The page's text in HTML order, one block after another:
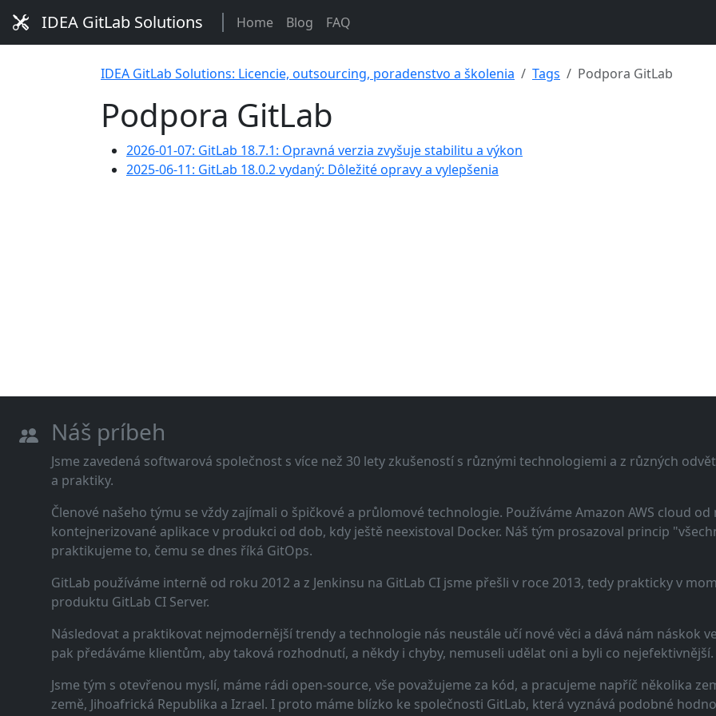
IDEA GitLab Solutions Home Blog FAQ
IDEA GitLab Solutions: Licencie, outsourcing, poradenstvo a školenia Tags Podpora GitLab
Podpora GitLab
2026-01-07: GitLab 18.7.1: Opravná verzia zvyšuje stabilitu a výkon
2025-06-11: GitLab 18.0.2 vydaný: Dôležité opravy a vylepšenia
Náš príbeh
Jsme zavedená softwarová společnost s více než 30 lety zkušeností s různými technologiemi a z různých
a praktiky.
Členové našeho týmu se vždy zajímali o špičkové a průlomové technologie. Používáme Amazon AWS cloud
kontejnerizované aplikace v produkci od dob, kdy ještě neexistoval Docker. Náš tým prosazoval princip
praktikujeme to, čemu se dnes říká GitOps.
GitLab používáme interně od roku 2012 a z Jenkinsu na GitLab CI jsme přešli v roce 2013, tedy prakticky v
produktu GitLab CI Server.
Následovat a praktikovat nejmodernější trendy a technologie nás neustále učí nové věci a dává nám náskok
pak předáváme klientům, aby taková rozhodnutí, a někdy i chyby, nemuseli udělat oni a byli co nejefektivnější.
Jsme tým s otevřenou myslí, máme rádi open-source, vše považujeme za kód, a pracujeme napříč několika
země, Jihoafrická Republika a Izrael. I proto máme blízko ke společnosti GitLab, která vyznává podobné